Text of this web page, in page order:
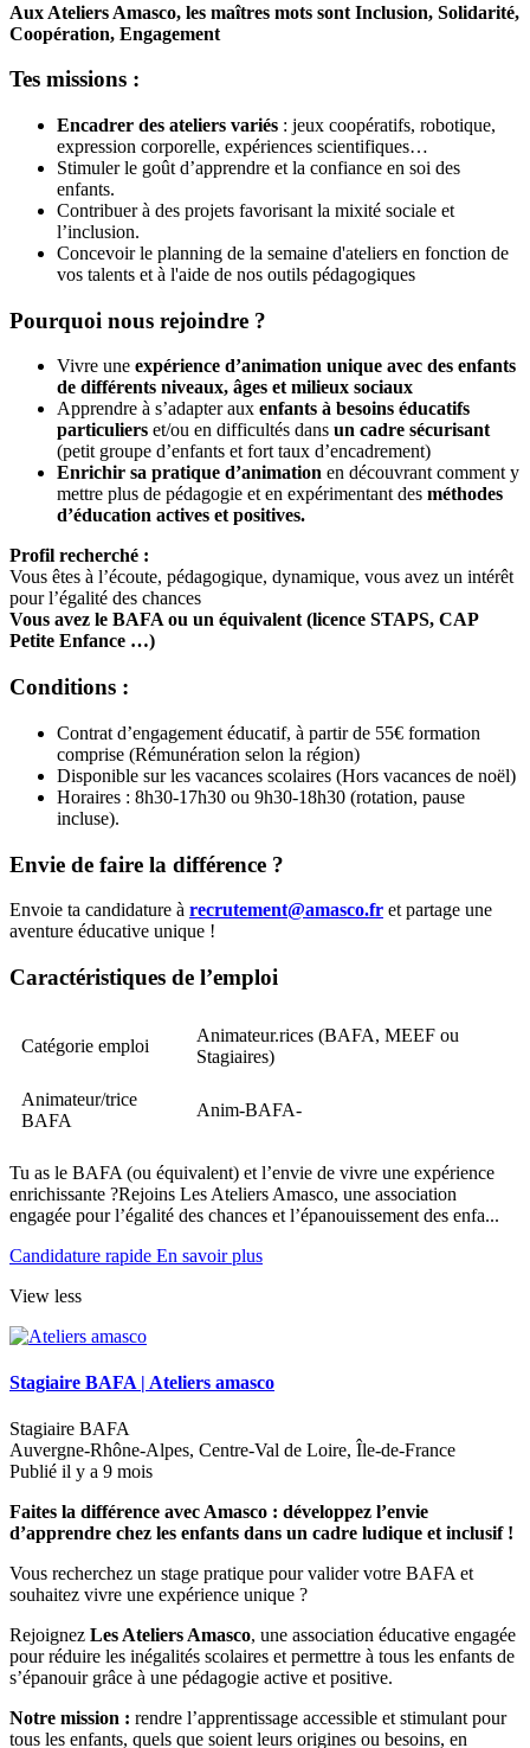
Aux Ateliers Amasco, les maîtres mots sont Inclusion, Solidarité,
Coopération, Engagement
Tes missions :
Encadrer des ateliers variés : jeux coopératifs, robotique,
expression corporelle, expériences scientifiques…
Stimuler le goût d’apprendre et la confiance en soi des
enfants.
Contribuer à des projets favorisant la mixité sociale et
l’inclusion.
Concevoir le planning de la semaine d'ateliers en fonction de
vos talents et à l'aide de nos outils pédagogiques
Pourquoi nous rejoindre ?
Vivre une expérience d’animation unique avec des enfants
de différents niveaux, âges et milieux sociaux
Apprendre à s’adapter aux enfants à besoins éducatifs
particuliers et/ou en difficultés dans un cadre sécurisant
(petit groupe d’enfants et fort taux d’encadrement)
Enrichir sa pratique d’animation en découvrant comment y
mettre plus de pédagogie et en expérimentant des méthodes
d’éducation actives et positives.
Profil recherché :
Vous êtes à l’écoute, pédagogique, dynamique, vous avez un intérêt
pour l’égalité des chances
Vous avez le BAFA ou un équivalent (licence STAPS, CAP
Petite Enfance …)
Conditions :
Contrat d’engagement éducatif, à partir de 55€ formation
comprise (Rémunération selon la région)
Disponible sur les vacances scolaires (Hors vacances de noël)
Horaires : 8h30-17h30 ou 9h30-18h30 (rotation, pause
incluse).
Envie de faire la différence ?
Envoie ta candidature à recrutement@amasco.fr et partage une
aventure éducative unique !
Caractéristiques de l’emploi
Catégorie emploi
Animateur.rices (BAFA, MEEF ou
Stagiaires)
Animateur/trice
BAFA
Anim-BAFA-
Tu as le BAFA (ou équivalent) et l’envie de vivre une expérience
enrichissante ?Rejoins Les Ateliers Amasco, une association
engagée pour l’égalité des chances et l’épanouissement des enfa...
Candidature rapide En savoir plus
View less
Stagiaire BAFA | Ateliers amasco
Stagiaire BAFA
Auvergne-Rhône-Alpes, Centre-Val de Loire, Île-de-France
Publié il y a 9 mois
Faites la différence avec Amasco : développez l’envie
d’apprendre chez les enfants dans un cadre ludique et inclusif !
Vous recherchez un stage pratique pour valider votre BAFA et
souhaitez vivre une expérience unique ?
Rejoignez Les Ateliers Amasco, une association éducative engagée
pour réduire les inégalités scolaires et permettre à tous les enfants de
s’épanouir grâce à une pédagogie active et positive.
Notre mission : rendre l’apprentissage accessible et stimulant pour
tous les enfants, quels que soient leurs origines ou besoins, en